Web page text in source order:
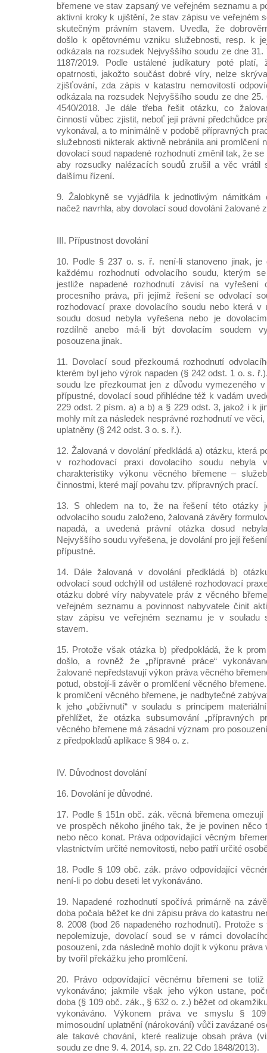
břemene ve stav zapsaný ve veřejném seznamu a
aktivní kroky k ujištění, že stav zápisu ve veřejném
skutečným právním stavem. Uvedla, že
došlo k opětovnému vzniku služebnosti, resp. k
odkázala na rozsudek Nejvyššího soudu ze dne
1187/2019. Podle ustálené judikatury poté
opatrnosti, jakožto součást dobré víry, nelze
zjišťování, zda zápis v katastru nemovitostí
odkázala na rozsudek Nejvyššího soudu ze dne
4540/2018. Je dále třeba řešit otázku, co
činností vůbec zjistit, neboť její právní předchůdce
vykonával, a to minimálně v podobě přípravných
služebnosti nikterak aktivně nebránila ani promlčení
dovolací soud napadené rozhodnutí změnil tak, že
aby rozsudky nalézacích soudů zrušil a věc vrátil
dalšímu řízení.
9. Žalobkyně se vyjádřila k jednotlivým námitkám
načež navrhla, aby dovolací soud dovolání žalované
III. Přípustnost dovolání
10. Podle § 237 o. s. ř. není-li stanoveno jinak, je
každému rozhodnutí odvolacího soudu, kterým
jestliže napadené rozhodnutí závisí na vyřešení
procesního práva, při jejímž řešení se odvolací
rozhodovací praxe dovolacího soudu nebo která v
soudu dosud nebyla vyřešena nebo je
rozdílně anebo má-li být dovolacím soudem
posouzena jinak.
11. Dovolací soud přezkoumá rozhodnutí
kterém byl jeho výrok napaden (§ 242 odst. 1 o. s.
soudu lze přezkoumat jen z důvodu vymezeného
přípustné, dovolací soud přihlédne též k vadám
229 odst. 2 písm. a) a b) a § 229 odst. 3, jakož i k
mohly mít za následek nesprávné rozhodnutí ve
uplatněny (§ 242 odst. 3 o. s. ř.).
12. Žalovaná v dovolání předkládá a) otázku, která
v rozhodovací praxi dovolacího soudu nebyla
charakteristiky výkonu věcného břemene –
činnostmi, které mají povahu tzv. přípravných prací.
13. S ohledem na to, že na řešení této otázky
odvolacího soudu založeno, žalovaná závěry
napadá, a uvedená právní otázka dosud
Nejvyššího soudu vyřešena, je dovolání pro její
přípustné.
14. Dále žalovaná v dovolání předkládá b)
odvolací soud odchýlil od ustálené rozhodovací
otázku dobré víry nabyvatele práv z věcného
veřejném seznamu a povinnost nabyvatele činit
stav zápisu ve veřejném seznamu je v souladu
stavem.
15. Protože však otázka b) předpokládá, že k
došlo, a rovněž že „přípravné práce“
žalované nepředstavují výkon práva věcného
potud, obstojí-li závěr o promlčení věcného
k promlčení věcného břemene, je nadbytečné
k jeho „obživnutí“ v souladu s principem
přehlížet, že otázka subsumování „přípravných
věcného břemene má zásadní význam pro
z předpokladů aplikace § 984 o. z.
IV. Důvodnost dovolání
16. Dovolání je důvodné.
17. Podle § 151n obč. zák. věcná břemena
ve prospěch někoho jiného tak, že je povinen něco
nebo něco konat. Práva odpovídající věcným
vlastnictvím určité nemovitosti, nebo patří určité
18. Podle § 109 obč. zák. právo odpovídající
není-li po dobu deseti let vykonáváno.
19. Napadené rozhodnutí spočívá primárně na
doba počala běžet ke dni zápisu práva do katastru
8. 2008 (bod 26 napadeného rozhodnutí). Protože
nepolemizuje, dovolací soud se v rámci
posouzení, zda následně mohlo dojít k výkonu práva
by tvořil překážku jeho promlčení.
20. Právo odpovídající věcnému břemeni se
vykonáváno; jakmile však jeho výkon ustane,
doba (§ 109 obč. zák., § 632 o. z.) běžet od
vykonáváno. Výkonem práva ve smyslu §
mimosoudní uplatnění (nárokování) vůči zavázané
ale takové chování, které realizuje obsah práva
soudu ze dne 9. 4. 2014, sp. zn. 22 Cdo 1848/2013).